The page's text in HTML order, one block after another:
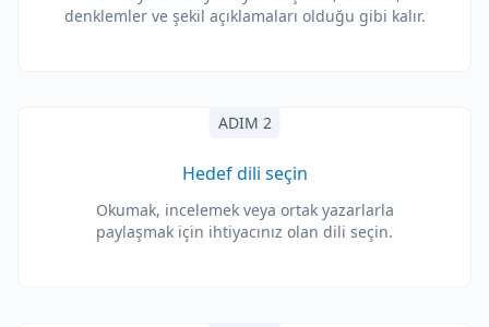
denklemler ve şekil açıklamaları olduğu gibi kalır.
ADIM 2
Hedef dili seçin
Okumak, incelemek veya ortak yazarlarla
paylaşmak için ihtiyacınız olan dili seçin.